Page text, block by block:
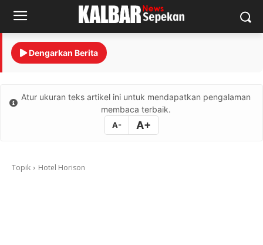
Dengarkan Berita
Atur ukuran teks artikel ini untuk mendapatkan pengalaman
membaca terbaik.
A- A+
Topik Hotel Horison